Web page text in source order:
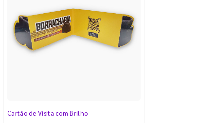
Cartão de Visita com Brilho